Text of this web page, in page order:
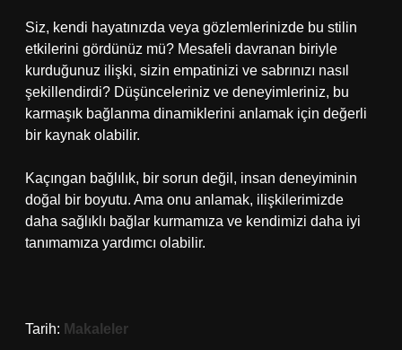
Siz, kendi hayatınızda veya gözlemlerinizde bu stilin
etkilerini gördünüz mü? Mesafeli davranan biriyle
kurduğunuz ilişki, sizin empatinizi ve sabrınızı nasıl
şekillendirdi? Düşünceleriniz ve deneyimleriniz, bu
karmaşık bağlanma dinamiklerini anlamak için değerli
bir kaynak olabilir.
Kaçıngan bağlılık, bir sorun değil, insan deneyiminin
doğal bir boyutu. Ama onu anlamak, ilişkilerimizde
daha sağlıklı bağlar kurmamıza ve kendimizi daha iyi
tanımamıza yardımcı olabilir.
Tarih: Makaleler